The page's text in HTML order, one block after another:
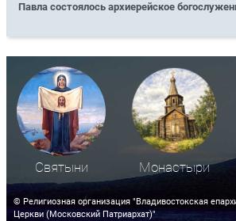
Павла состоялось архиерейское
Святыни Монастыри
© Религиозная организация "Владивостокская
Церкви (Московский Патриархат)"